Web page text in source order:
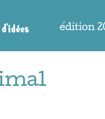
édition